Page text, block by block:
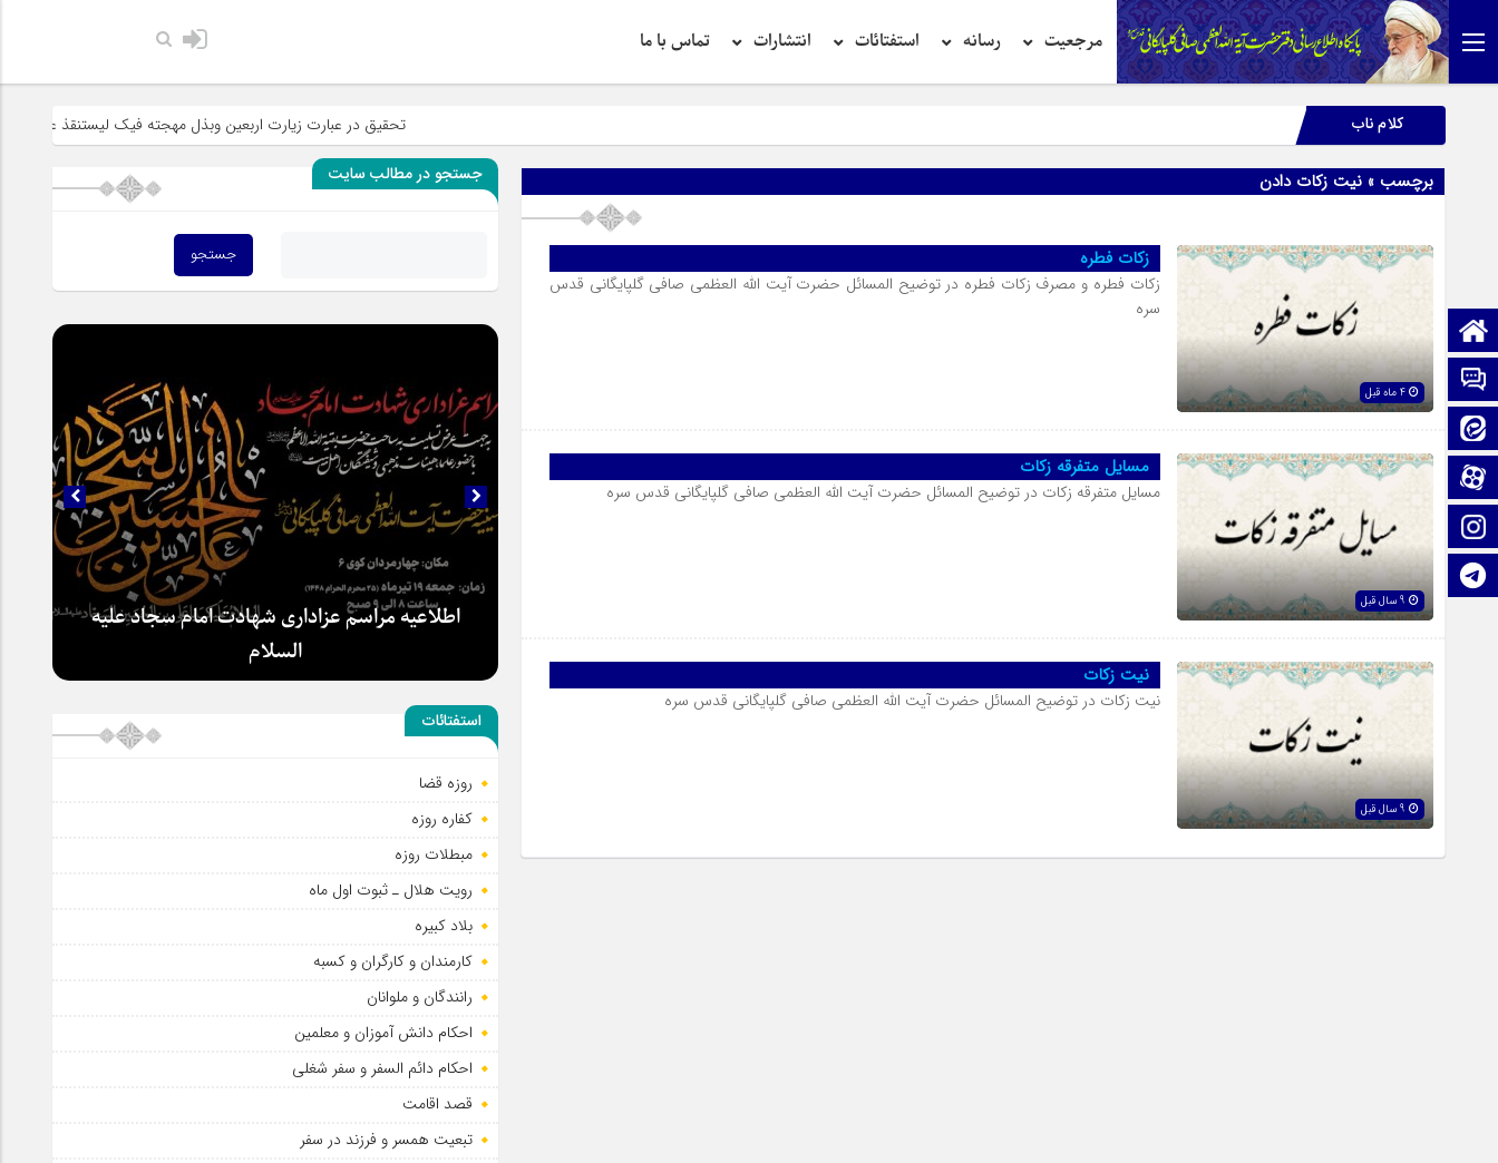
مرجعیت رسانه استفتائات انتشارات تماس با ما
تماس با ما
آپارات
اینستاگرام
تلگرام
کلام ناب تحقیق در عبارت زیارت اربعین وبذل مهجته فیک لیستنقذ عبادک من الجهاله
برچسب » نیت زکات دادن
زکات فطره
زکات فطره و مصرف زکات فطره در توضیح المسائل حضرت آیت الله العظمی صافی گلپایگانی قدس
سره
مسایل متفرقه زکات
مسایل متفرقه زکات در توضیح المسائل حضرت آیت الله العظمی صافی گلپایگانی قدس سره
نیت زکات
نیت زکات در توضیح المسائل حضرت آیت الله العظمی صافی گلپایگانی قدس سره
جستجو در مطالب سایت
اطلاعیه مراسم عزاداری شهادت امام سجاد علیه
السلام
استفتائات
روزه قضا
کفاره روزه
مبطلات روزه
رویت هلال ـ ثبوت اول ماه
بلاد کبیره
کارمندان و کارگران و کسبه
رانندگان و ملوانان
احکام دانش آموزان و معلمین
احکام دائم السفر و سفر شغلی
قصد اقامت
تبعیت همسر و فرزند در سفر